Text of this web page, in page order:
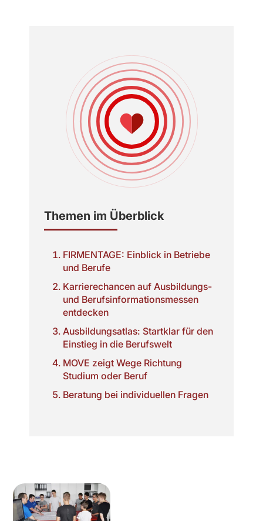
Themen im Überblick
FIRMENTAGE: Einblick in Betriebe
und Berufe
Karrierechancen auf Ausbildungs-
und Berufsinformationsmessen
entdecken
Ausbildungsatlas: Startklar für den
Einstieg in die Berufswelt
MOVE zeigt Wege Richtung
Studium oder Beruf
Beratung bei individuellen Fragen